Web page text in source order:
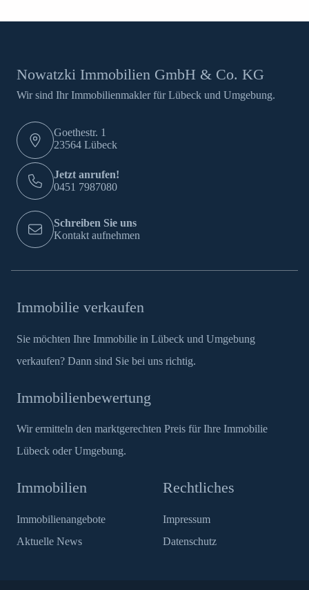
Nowatzki Immobilien GmbH & Co. KG
Wir sind Ihr Immobilienmakler für Lübeck und Umgebung.
Goethestr. 1
23564 Lübeck
Jetzt anrufen!
0451 7987080
Schreiben Sie uns
Kontakt aufnehmen
Immobilie verkaufen
Sie möchten Ihre Immobilie in Lübeck und Umgebung
verkaufen? Dann sind Sie bei uns richtig.
Immobilien
Immobilienangebote
Aktuelle News
Immobilienbewertung
Wir ermitteln den marktgerechten Preis für Ihre Immobilie
Lübeck oder Umgebung.
Rechtliches
Impressum
Datenschutz